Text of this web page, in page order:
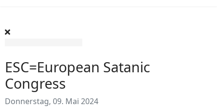
ESC=European Satanic
Congress
Donnerstag, 09. Mai 2024